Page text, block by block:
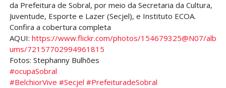
da Prefeitura de Sobral, por meio da Secretaria da Cultura,
Juventude, Esporte e Lazer (Secjel), e Instituto ECOA.
Confira a cobertura completa
AQUI: https://www.flickr.com/photos/154679325@N07/alb
ums/72157702994961815
Fotos: Stephanny Bulhões
#ocupaSobral
#BelchiorVive #Secjel #PrefeituradeSobral